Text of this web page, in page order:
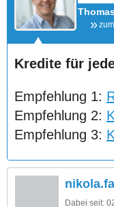
Kredite für
Empfehlung 1:
Empfehlung 2:
Empfehlung 3:
Dabei seit: